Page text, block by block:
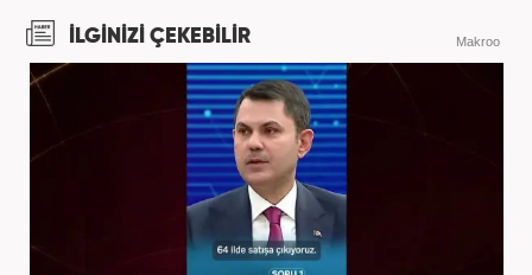
İLGİNİZİ ÇEKEBİLİR Makroo